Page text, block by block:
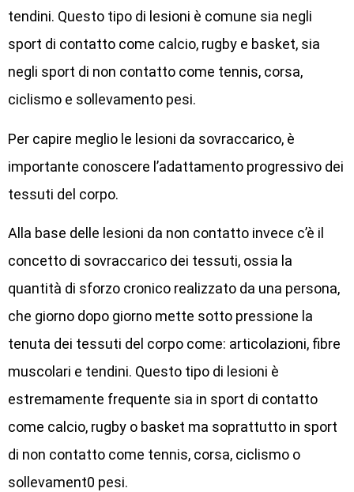
tendini. Questo tipo di lesioni è comune sia negli
sport di contatto come calcio, rugby e basket, sia
negli sport di non contatto come tennis, corsa,
ciclismo e sollevamento pesi.
Per capire meglio le lesioni da sovraccarico, è
importante conoscere l’adattamento progressivo dei
tessuti del corpo.
Alla base delle lesioni da non contatto invece c’è il
concetto di sovraccarico dei tessuti, ossia la
quantità di sforzo cronico realizzato da una persona,
che giorno dopo giorno mette sotto pressione la
tenuta dei tessuti del corpo come: articolazioni, fibre
muscolari e tendini. Questo tipo di lesioni è
estremamente frequente sia in sport di contatto
come calcio, rugby o basket ma soprattutto in sport
di non contatto come tennis, corsa, ciclismo o
sollevament0 pesi.